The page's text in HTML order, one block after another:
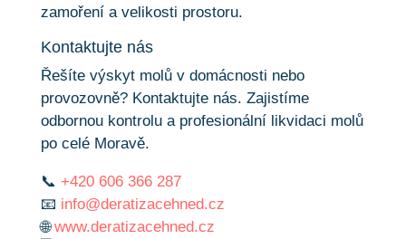
zamoření a velikosti prostoru.
Kontaktujte nás
Řešíte výskyt molů v domácnosti nebo
provozovně? Kontaktujte nás. Zajistíme
odbornou kontrolu a profesionální likvidaci molů
po celé Moravě.
📞 +420 606 366 287
📧 info@deratizacehned.cz
🌐www.deratizacehned.cz